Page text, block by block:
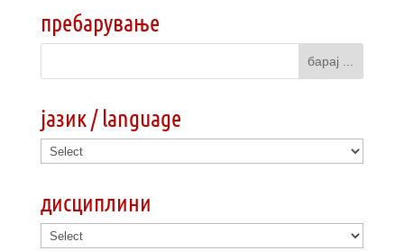
пребарување
јазик / language
дисциплини